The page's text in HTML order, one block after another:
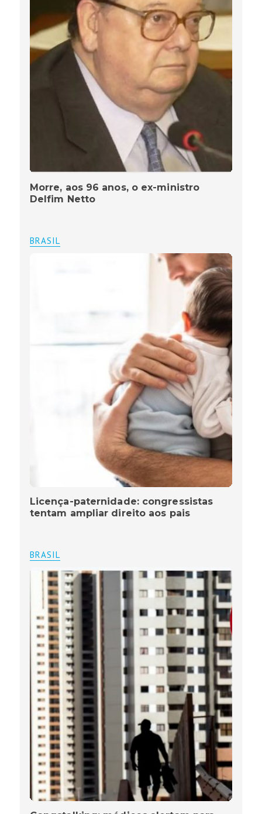
Morre, aos 96 anos, o ex-ministro
Delfim Netto
BRASIL
Licença-paternidade: congressistas
tentam ampliar direito aos pais
BRASIL